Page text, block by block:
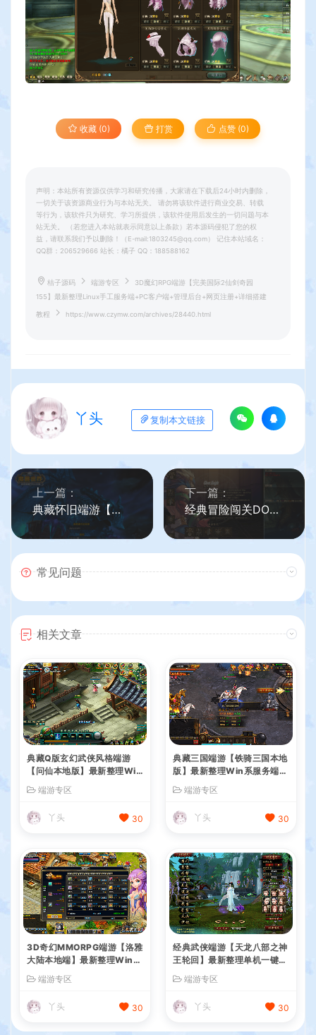
收藏 (0) 打赏 点赞 (0)
声明：本站所有资源仅供学习和研究传播，大家请在下载后24小时内删除，
一切关于该资源商业行为与本站无关。 请勿将该软件进行商业交易、转载
等行为，该软件只为研究、学习所提供，该软件使用后发生的一切问题与本
站无关。 （若您进入本站就表示同意以上条款）若本源码侵犯了您的权
益，请联系我们予以删除！（E-mail:1803245@qq.com） 记住本站域名：
QQ群：206529666 站长：橘子 QQ：188588162
桔子源码 端游专区
3D魔幻RPG端游【完美国际2仙剑奇园
155】最新整理Linux手工服务端+PC客户端+管理后台+网页注册+详细搭建
教程 https://www.czymw.com/archives/28440.html
丫头 复制本文链接
上一篇：
典藏怀旧端游【魔兽世界335鱼人的小灾变完美版】最新整理Win系服务端+PC客户端+网页注册+GM指令教程+详细搭建教程
下一篇：
经典冒险闯关DOF端游【60复古仿官版】最新整理版本pvf+客户端+等级补丁
常见问题
相关文章
典藏Q版玄幻武侠风格端游
【问仙本地版】最新整理Win
令+详细搭建教程
端游专区
丫头 30
典藏三国端游【铁骑三国本地
版】最新整理Win系服务端+
M命令教程
端游专区
丫头 30
3D奇幻MMORPG端游【洛雅
大陆本地端】最新整理Win一
键服务端+PC客户端+GM工
具+详细搭建教程
端游专区
丫头 30
经典武侠端游【天龙八部之神
王轮回】最新整理单机一键即
玩镜像端+Linux手工服务端+
PC客户端+GM工具+详细搭
建教程
端游专区
丫头 30